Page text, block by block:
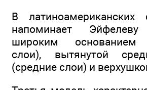
В латиноамериканских
напоминает
широким основанием
слои), вытянутой
(средние слои) и